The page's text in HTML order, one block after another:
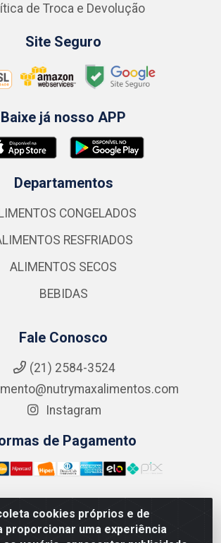
cookies próprios e de
proporcionar uma experiência
de Troca e Devolução
Site Seguro
Baixe já nosso APP
Departamentos
CONGELADOS
RESFRIADOS
ALIMENTOS SECOS
BEBIDAS
Fale Conosco
(21) 2584-3524
Instagram
de Pagamento
DE PRODUTOS ALIMENTICIOS
DO FEIJÃO, 721 PENHA CIRCULAR/RJ -